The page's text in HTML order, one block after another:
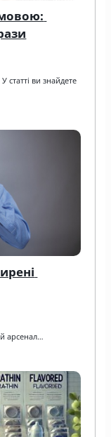
статті ви знайдете
арсенал…